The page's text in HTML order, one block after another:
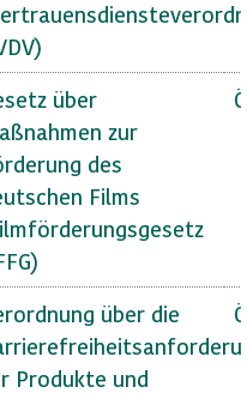
über
zur
des
Films
über die
Produkte und